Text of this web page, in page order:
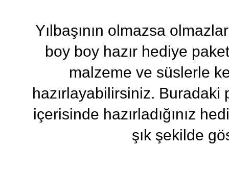
Yılbaşının olmazsa
boy boy hazır hediye
malzeme ve süslerle
hazırlayabilirsiniz. Buradaki
içerisinde hazırladığınız
şık şekilde